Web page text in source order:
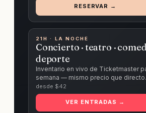
RESERVAR →
21H · LA NOCHE
Concierto · teatro ·
deporte
Inventario en vivo de Ticketmaster
semana — mismo precio que directo.
desde $42
VER ENTRADAS →